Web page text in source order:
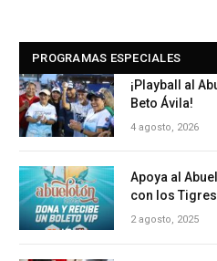
PROGRAMAS ESPECIALES
¡Playball al
Beto Ávila!
4 agosto, 2026
Apoya al
con los Tigres
2 agosto, 2025